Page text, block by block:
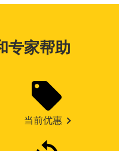
专家帮助
当前优惠